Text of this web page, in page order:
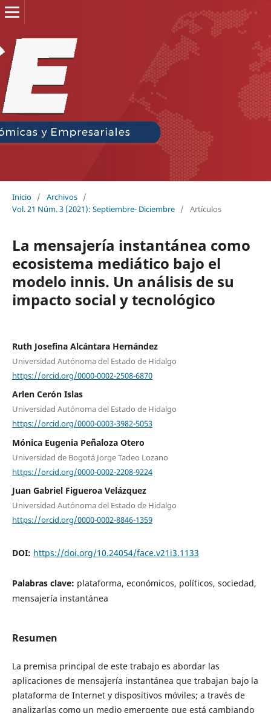
Inicio / Archivos /
Vol. 21 Núm. 3 (2021): Septiembre- Diciembre / Artículos
La mensajería instantánea como
ecosistema mediático bajo el
modelo innis. Un análisis de su
impacto social y tecnológico
Ruth Josefina Alcántara Hernández
Universidad Autónoma del Estado de Hidalgo
https://orcid.org/0000-0002-2508-6870
Arlen Cerón Islas
Universidad Autónoma del Estado de Hidalgo
https://orcid.org/0000-0003-3982-5053
Mónica Eugenia Peñaloza Otero
Universidad de Bogotá Jorge Tadeo Lozano
https://orcid.org/0000-0002-2208-9224
Juan Gabriel Figueroa Velázquez
Universidad Autónoma del Estado de Hidalgo
https://orcid.org/0000-0002-8846-1359
DOI: https://doi.org/10.24054/face.v21i3.1133
Palabras clave: plataforma, económicos, políticos, sociedad,
mensajería instantánea
Resumen
La premisa principal de este trabajo es abordar las
aplicaciones de mensajería instantánea que trabajan bajo la
plataforma de Internet y dispositivos móviles; a través de
analizarlas como un medio emergente que está cambiando